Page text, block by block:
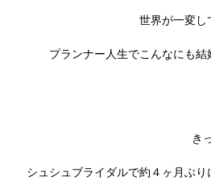
世界が一変し
プランナー人生でこんなにも
き
シュシュブライダルで約４ヶ月ぶ